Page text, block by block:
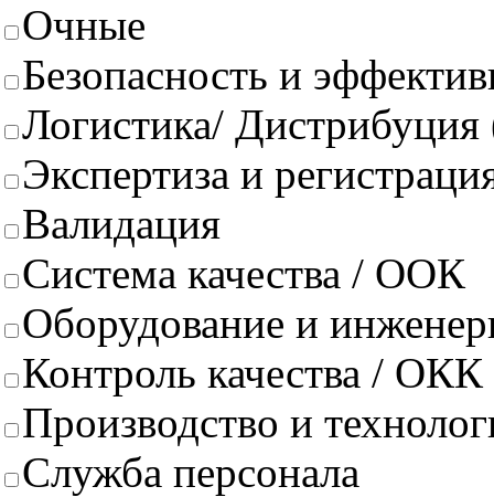
Очные
Безопасность и
Логистика/
Экспертиза и
Валидация
Система качества / ООК
Оборудование и
Контроль качества / ОКК
Производство и
Служба персонала